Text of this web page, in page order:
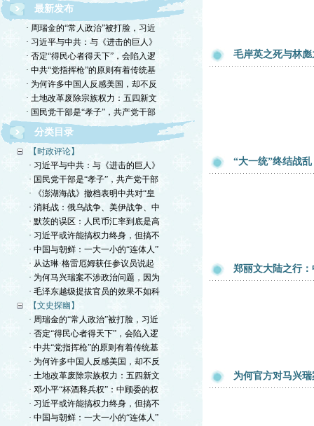
最新发布
· 周瑞金的“常人政治”被打脸，习近
· 习近平与中共：与《进击的巨人》
· 否定“得民心者得天下”，会陷入逻
· 中共“党指挥枪”的原则有着传统基
· 为何许多中国人反感美国，却不反
· 土地改革废除宗族权力：五四新文
· 国民党干部是“孝子”，共产党干部
分类目录
【时政评论】
· 习近平与中共：与《进击的巨人》
· 国民党干部是“孝子”，共产党干部
· 《澎湖海战》撤档表明中共对“皇
· 消耗战：俄乌战争、美伊战争、中
· 默茨的误区：人民币汇率到底是高
· 习近平或许能搞权力终身，但搞不
· 中国与朝鲜：一大一小的“连体人”
· 从达琳·格雷厄姆获任参议员说起
· 为何马兴瑞案不涉政治问题，因为
· 毛泽东越级提拔官员的效果不如科
【文史探幽】
· 周瑞金的“常人政治”被打脸，习近
· 否定“得民心者得天下”，会陷入逻
· 中共“党指挥枪”的原则有着传统基
· 为何许多中国人反感美国，却不反
· 土地改革废除宗族权力：五四新文
· 邓小平“杯酒释兵权”：中顾委的权
· 习近平或许能搞权力终身，但搞不
· 中国与朝鲜：一大一小的“连体人”
毛岸英之死与林彪
“大一统”终结战
郑丽文大陆之行
为何官方对马兴